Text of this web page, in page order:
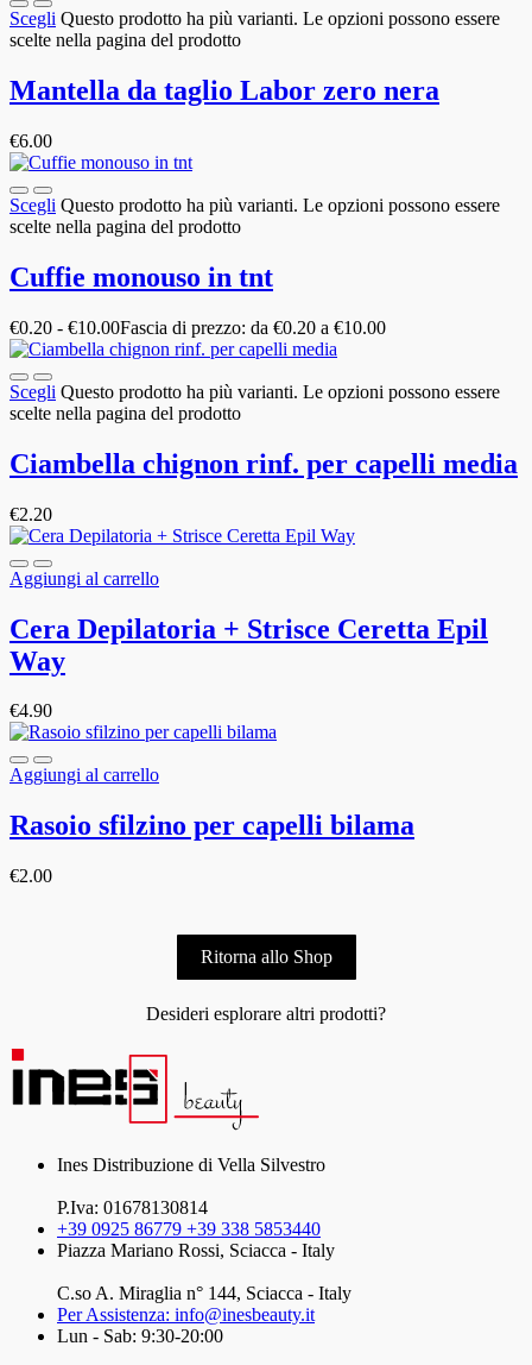
Scegli Questo prodotto ha più varianti. Le opzioni possono essere
scelte nella pagina del prodotto
Mantella da taglio Labor zero nera
€6.00
Scegli Questo prodotto ha più varianti. Le opzioni possono essere
scelte nella pagina del prodotto
Cuffie monouso in tnt
€0.20 - €10.00Fascia di prezzo: da €0.20 a €10.00
Scegli Questo prodotto ha più varianti. Le opzioni possono essere
scelte nella pagina del prodotto
Ciambella chignon rinf. per capelli media
€2.20
Aggiungi al carrello
Cera Depilatoria + Strisce Ceretta Epil
Way
€4.90
Aggiungi al carrello
Rasoio sfilzino per capelli bilama
€2.00
Ritorna allo Shop
Desideri esplorare altri prodotti?
Ines Distribuzione di Vella Silvestro
P.Iva: 01678130814
+39 0925 86779 +39 338 5853440
Piazza Mariano Rossi, Sciacca - Italy
C.so A. Miraglia n° 144, Sciacca - Italy
Per Assistenza: info@inesbeauty.it
Lun - Sab: 9:30-20:00